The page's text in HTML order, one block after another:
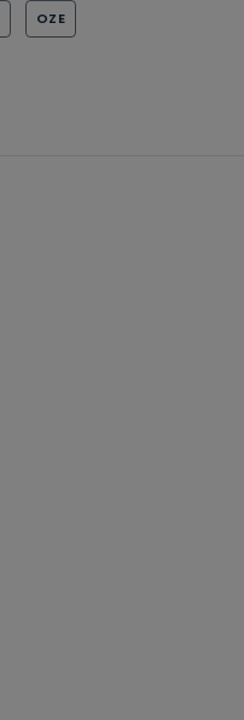
OZE